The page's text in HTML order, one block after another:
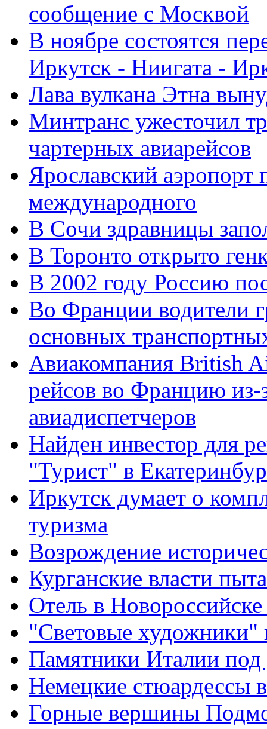
сообщение с Москвой
В ноябре состоятся
Иркутск - Ниигата -
Лава вулкана Этна
Минтранс ужесточил
чартерных авиарейсов
Ярославский аэропорт
международного
В Сочи здравницы
В Торонто открыто
В 2002 году Россию
Во Франции водители
основных
Авиакомпания British
рейсов во Францию из-
авиадиспетчеров
Найден инвестор для
"Турист" в
Иркутск думает о
туризма
Возрождение
Курганские власти
Отель в
"Световые художники"
Памятники Италии под
Немецкие стюардессы
Горные вершины